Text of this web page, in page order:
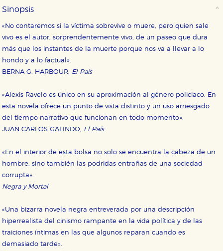
Sinopsis
«No contaremos si la víctima sobrevive o muere, pero quien sale
vivo es el autor, sorprendentemente vivo, de un paseo que dura
más que los instantes de la muerte porque nos va a llevar a lo
hondo y a lo factual».
BERNA G. HARBOUR, El País
«Alexis Ravelo es único en su aproximación al género policiaco. En
esta novela ofrece un punto de vista distinto y un uso arriesgado
del tiempo narrativo que funcionan en todo momento».
JUAN CARLOS GALINDO, El País
«En el interior de esta bolsa no solo se encuentra la cabeza de un
hombre, sino también las podridas entrañas de una sociedad
corrupta».
Negra y Mortal
«Una bizarra novela negra entreverada por una descripción
hiperrealista del cinismo rampante en la vida política y de las
traiciones íntimas en las que algunos reparan cuando es
demasiado tarde».